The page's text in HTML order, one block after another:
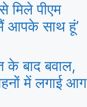
मिले पीएम
मैं आपके साथ हूं’
के बाद बवाल,
में लगाई आग